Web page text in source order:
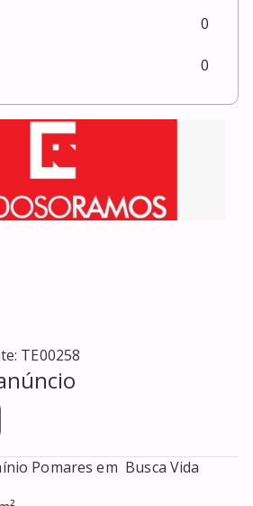
0
0
TE00258
Pomares em  Busca Vida